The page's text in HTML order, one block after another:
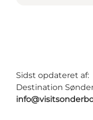
Sidst opdateret af:
Destination